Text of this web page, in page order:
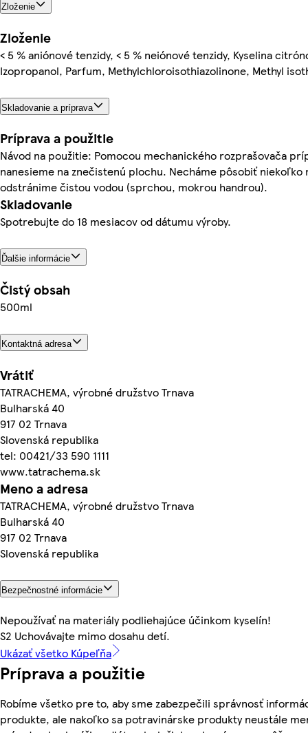
Zloženie
Zloženie
< 5 % aniónové tenzidy, < 5 % neiónové tenzidy, Kyselina
Izopropanol, Parfum, Methylchloroisothiazolinone, Methyl
Skladovanie a príprava
Príprava a použitie
Návod na použitie: Pomocou mechanického rozprašovača
nanesieme na znečistenú plochu. Necháme pôsobiť niekoľko
odstránime čistou vodou (sprchou, mokrou handrou).
Skladovanie
Spotrebujte do 18 mesiacov od dátumu výroby.
Ďalšie informácie
Čistý obsah
500ml
Kontaktná adresa
Vrátiť
TATRACHEMA, výrobné družstvo Trnava
Bulharská 40
917 02 Trnava
Slovenská republika
tel: 00421/33 590 1111
www.tatrachema.sk
Meno a adresa
TATRACHEMA, výrobné družstvo Trnava
Bulharská 40
917 02 Trnava
Slovenská republika
Bezpečnostné informácie
Nepoužívať na materiály podliehajúce účinkom kyselín!
S2 Uchovávajte mimo dosahu detí.
Ukázať všetko Kúpeľňa
Príprava a použitie
Robíme všetko pre to, aby sme zabezpečili správnosť
produkte, ale nakoľko sa potravinárske produkty neustále